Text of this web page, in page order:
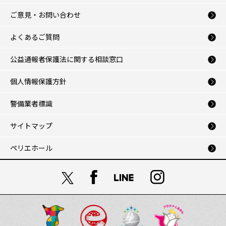
ご意見・お問い合わせ
よくあるご質問
公益通報者保護法に関する相談窓口
個人情報保護方針
警備業者標識
サイトマップ
ペリエホール